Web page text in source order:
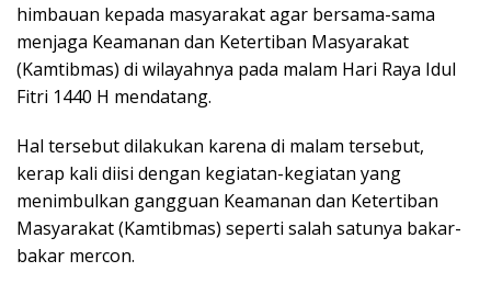
himbauan kepada masyarakat agar bersama-sama
menjaga Keamanan dan Ketertiban Masyarakat
(Kamtibmas) di wilayahnya pada malam Hari Raya Idul
Fitri 1440 H mendatang.
Hal tersebut dilakukan karena di malam tersebut,
kerap kali diisi dengan kegiatan-kegiatan yang
menimbulkan gangguan Keamanan dan Ketertiban
Masyarakat (Kamtibmas) seperti salah satunya bakar-
bakar mercon.